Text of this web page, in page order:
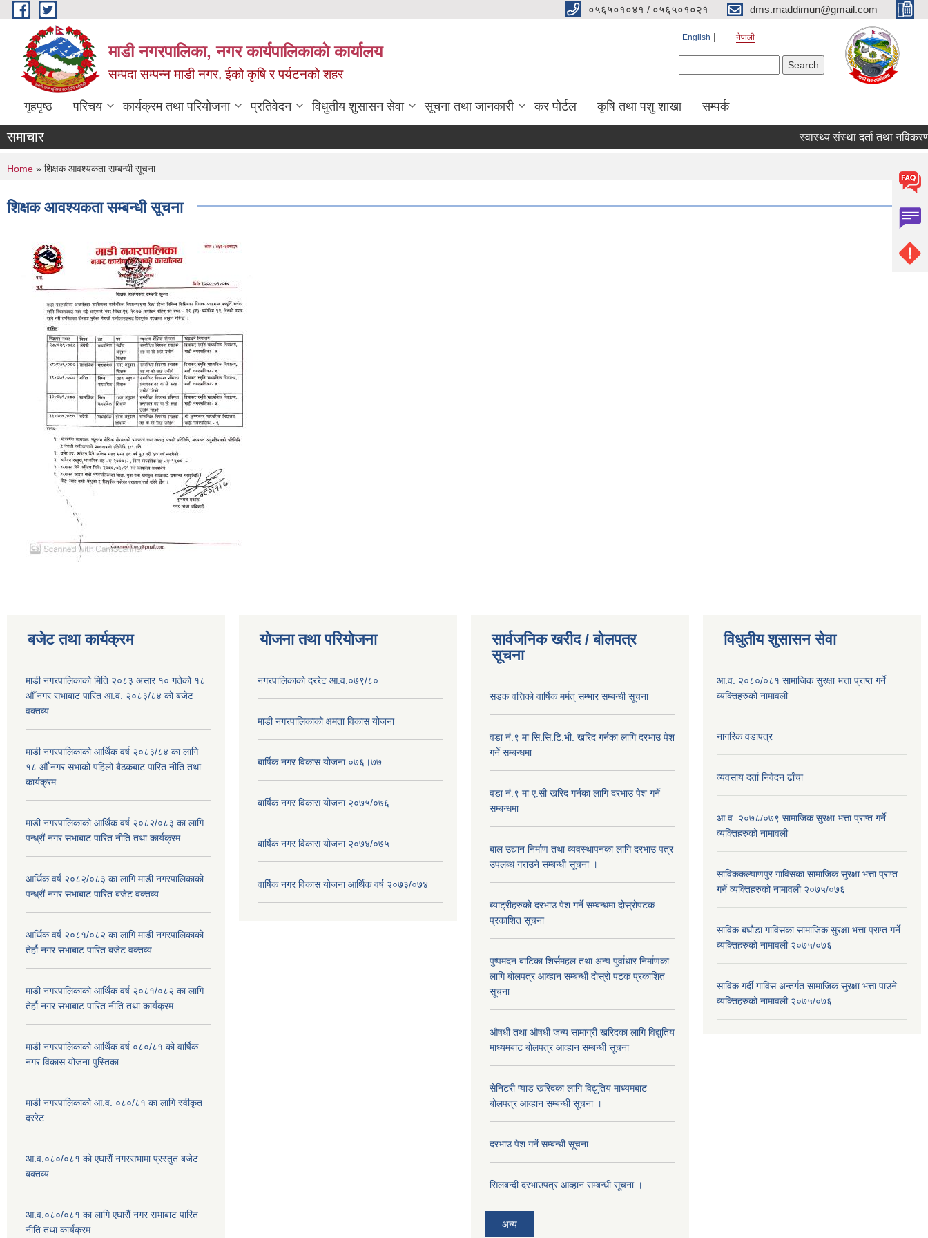
Skip to main content ०५६५०१०४१ / ०५६५०१०२१ dms.maddimun@gmail.com
माडी नगरपालिका, नगर कार्यपालिकाकाे कार्यालय
सम्पदा सम्पन्न माडी नगर, ईको कृषि र पर्यटनको शहर
English नेपाली
गृहपृष्ठ परिचय कार्यक्रम तथा परियोजना प्रतिवेदन विधुतीय शुसासन सेवा सूचना तथा जानकारी कर पोर्टल कृषि तथा पशु शाखा सम्पर्क
समाचार स्वास्थ्य संस्था दर्ता तथा नविकरण
You are here
Home » शिक्षक आवश्यकता सम्बन्धी सूचना
शिक्षक आवश्यकता सम्बन्धी सूचना
बजेट तथा कार्यक्रम
माडी नगरपालिकाको मिति २०८३ असार १० गतेको १८
औँ नगर सभाबाट पारित आ.व. २०८३/८४ को बजेट
वक्तव्य
माडी नगरपालिकाको आर्थिक वर्ष २०८३/८४ का लागि
१८ औँ नगर सभाको पहिलो बैठकबाट पारित नीति तथा
कार्यक्रम
माडी नगरपालिकाको आर्थिक वर्ष २०८२/०८३ का लागि
पन्ध्रौं नगर सभाबाट पारित नीति तथा कार्यक्रम
आर्थिक वर्ष २०८२/०८३ का लागि माडी नगरपालिकाको
पन्ध्रौं नगर सभाबाट पारित बजेट वक्तव्य
आर्थिक वर्ष २०८१/०८२ का लागि माडी नगरपालिकाको
तेर्हौ नगर सभाबाट पारित बजेट वक्तव्य
माडी नगरपालिकाको आर्थिक वर्ष २०८१/०८२ का लागि
तेर्हौ नगर सभाबाट पारित नीति तथा कार्यक्रम
माडी नगरपालिकाको आर्थिक वर्ष ०८०/८१ को वार्षिक
नगर विकास योजना पुस्तिका
माडी नगरपालिकाको आ.व. ०८०/८१ का लागि स्वीकृत
दररेट
आ.व.०८०/०८१ को एघारौं नगरसभामा प्रस्तुत बजेट
बक्तव्य
आ.व.०८०/०८१ का लागि एघारौं नगर सभाबाट पारित
नीति तथा कार्यक्रम
योजना तथा परियोजना
नगरपालिकाको दररेट आ.व.०७९/८०
माडी नगरपालिकाको क्षमता विकास योजना
बार्षिक नगर विकास योजना ०७६।७७
बार्षिक नगर विकास योजना २०७५/०७६
बार्षिक नगर विकास योजना २०७४/०७५
वार्षिक नगर विकास योजना आर्थिक वर्ष २०७३/०७४
सार्वजनिक खरीद / बोलपत्र
सूचना
सडक वत्तिको वार्षिक मर्मत् सम्भार सम्बन्धी सूचना
वडा नं.९ मा सि.सि.टि.भी. खरिद गर्नका लागि दरभाउ पेश
गर्ने सम्बन्धमा
वडा नं.९ मा ए.सी खरिद गर्नका लागि दरभाउ पेश गर्ने
सम्बन्धमा
बाल उद्यान निर्माण तथा व्यवस्थापनका लागि दरभाउ पत्र
उपलब्ध गराउने सम्बन्धी सूचना ।
ब्याट्रीहरुको दरभाउ पेश गर्ने सम्बन्धमा दोस्रोपटक
प्रकाशित सूचना
पुष्पमदन बाटिका शिर्समहल तथा अन्य पुर्वाधार निर्माणका
लागि बोलपत्र आव्हान सम्बन्धी दोस्रो पटक प्रकाशित
सूचना
औषधी तथा औषधी जन्य सामाग्री खरिदका लागि विद्युतिय
माध्यमबाट बोलपत्र आव्हान सम्बन्धी सूचना
सेनिटरी प्याड खरिदका लागि विद्युतिय माध्यमबाट
बोलपत्र आव्हान सम्बन्धी सूचना ।
दरभाउ पेश गर्ने सम्बन्धी सूचना
सिलबन्दी दरभाउपत्र आव्हान सम्बन्धी सूचना ।
अन्य
विधुतीय शुसासन सेवा
आ.व. २०८०/०८१ सामाजिक सुरक्षा भत्ता प्राप्त गर्ने
व्यक्तिहरुको नामावली
नागरिक वडापत्र
व्यवसाय दर्ता निवेदन ढाँचा
आ.व. २०७८/०७९ सामाजिक सुरक्षा भत्ता प्राप्त गर्ने
व्यक्तिहरुको नामावली
साविककल्याणपुर गाविसका सामाजिक सुरक्षा भत्ता प्राप्त
गर्ने व्यक्तिहरुको नामावली २०७५/०७६
साविक बघौडा गाविसका सामाजिक सुरक्षा भत्ता प्राप्त गर्ने
व्यक्तिहरुको नामावली २०७५/०७६
साविक गर्दी गाविस अन्तर्गत सामाजिक सुरक्षा भत्ता पाउने
व्यक्तिहरुको नामावली २०७५/०७६